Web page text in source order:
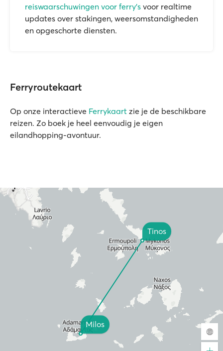
reiswaarschuwingen voor ferry's voor realtime
updates over stakingen, weersomstandigheden
en opgeschorte diensten.
Ferryroutekaart
Op onze interactieve Ferrykaart zie je de beschikbare
reizen. Zo boek je heel eenvoudig je eigen
eilandhopping-avontuur.
Tinos
Milos